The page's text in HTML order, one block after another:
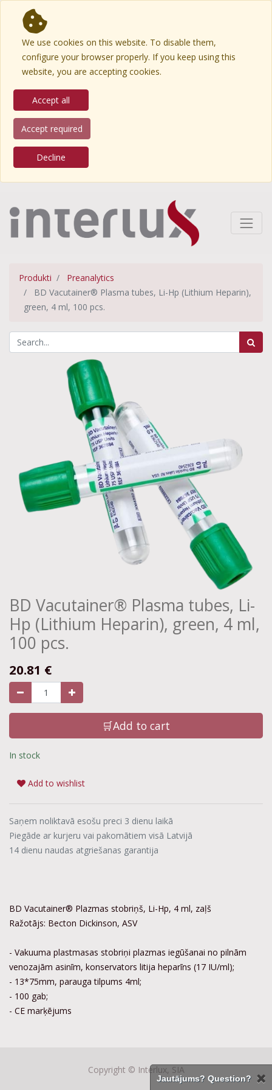
We use cookies on this website. To disable them,
configure your browser properly. If you keep using this
website, you are accepting cookies.
Accept all
Accept required
Decline
Produkti
Preanalytics
BD Vacutainer® Plasma tubes, Li-Hp (Lithium Heparin),
green, 4 ml, 100 pcs.
BD Vacutainer® Plasma tubes, Li-
Hp (Lithium Heparin), green, 4 ml,
100 pcs.
20.81 €
🛒Add to cart
In stock
Add to wishlist
Saņem noliktavā esošu preci 3 dienu laikā
Piegāde ar kurjeru vai pakomātiem visā Latvijā
14 dienu naudas atgriešanas garantija
BD Vacutainer® Plazmas stobriņš, Li-Hp, 4 ml, zaļš
Ražotājs: Becton Dickinson, ASV
- Vakuuma plastmasas stobriņi plazmas iegūšanai no pilnām
venozajām asinīm, konservators litija heparīns (17 IU/ml);
- 13*75mm, parauga tilpums 4ml;
- 100 gab;
- CE marķējums
Copyright © Interlux, SIA
Jautājums? Question?